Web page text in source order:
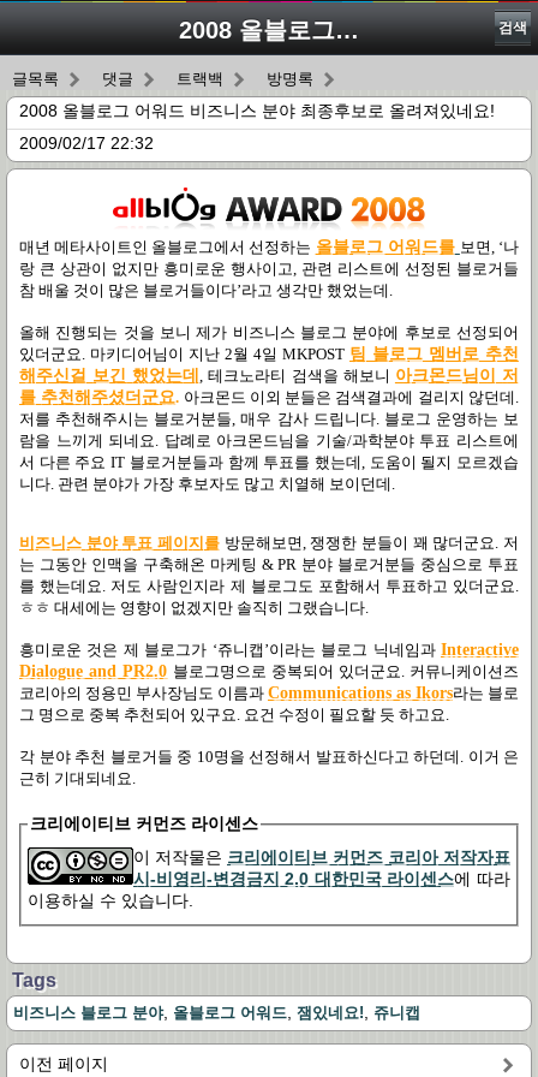
2008 올블로그 어워드 비즈니스 분야 최종후보로 올려져있네요! 검색
글목록 댓글 트랙백 방명록
2008 올블로그 어워드 비즈니스 분야 최종후보로 올려져있네요!
2009/02/17 22:32
매년 메타사이트인 올블로그에서 선정하는 올블로그 어워드를 보면 , ‘나
랑 큰 상관이 없지만 흥미로운 행사이고
관련 리스트에 선정된 블로거들
참 배울 것이 많은 블로거들이다’라고 생각만 했었는데
올해 진행되는 것을 보니 제가 비즈니스 블로그 분야에 후보로 선정되어
있더군요
마키디어님이 지난 2월 4일 MKPOST 팀 블로그 멤 버로 추천
해 주신 걸 보 긴 했었는데 ,테크노라티 검색을 해보니 아크몬드님 이
저
를 추천해 주셨더 군요. 아크몬드 이외 분들은 검색결과에 걸리지 않던데.
저를 추천해주시는 블로거분들 ,매우 감사 드립니다. 블로그 운영하는 보
람을 느끼게 되네요. 답례로 아크몬드님을 기술/과학분야 투표 리스트에
서 다른 주요 IT 블로거분들과 함께 투표를 했는데
도움이 될지 모르겠습
니다 관련 분야가 가장 후보자도 많고 치열해 보이던데
비즈니스 분야 투표 페 이지 를 방문해보면 ,쟁쟁한 분들이 꽤 많더군요
저
는 그동안 인맥을 구축해온 마케팅 & PR 분야 블로거분들 중심으로 투표
를 했는데요
저도 사람인지라 제 블로그도 포함해서 투표하고 있더군요
ㅎㅎ 대세에는 영향이 없겠지만 솔직히 그랬습니다
흥미로운 것은 제 블로그가 ‘쥬니캡 ’이라는 블로그 닉네임과Interactive
Dialogue and PR2.0 블로그명으로 중복되어 있더군요
커뮤니케이션즈
코리아의 정용민 부사장님도 이름과 Communications as Ikors라는 블로
그 명으로 중복 추천되어 있구요
요건 수정이 필요할 듯 하고요
각 분야 추천 블로거들 중 10명을 선정해서 발표하신다고 하던데
이거 은
근히 기대되네요
크리에이티브 커먼즈 라이센스
이 저작물은 크리에이티브 커먼즈 코리아 저작자표
시-비영리-변경금지 2.0 대한민국 라이센스에 따라
이용하실 수 있습니다.
Tags
비즈니스 블로그 분야, 올블로그 어워드 잼있네요! 쥬니캡
이전 페이지